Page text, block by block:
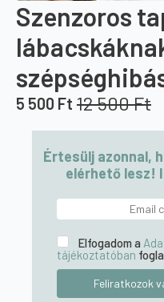
Szenzoros
12 500Ft
Original
price
was:
5 500 Ft
Current
price
Értesülj azonnal,
elérhető lesz!
Elfogadom a
tájékoztatóban